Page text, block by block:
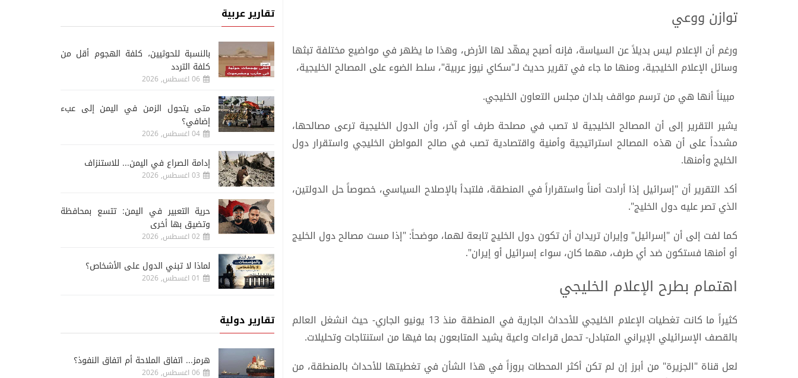
توازن ووعي
ورغم أن الإعلام ليس بديلاً عن السياسة، فإنه أصبح يمهّد لها الأرض، وهذا ما يظهر في مواضيع مختلفة تبثها
وسائل الإعلام الخليجية، ومنها ما جاء في تقرير حديث لـ"سكاي نيوز عربية"، سلط الضوء على المصالح الخليجية،
مبيناً أنها هي من ترسم مواقف بلدان مجلس التعاون الخليجي.
يشير التقرير إلى أن المصالح الخليجية لا تصب في مصلحة طرف أو آخر، وأن الدول الخليجية ترعى مصالحها،
مشدداً على أن هذه المصالح استراتيجية وأمنية واقتصادية تصب في صالح المواطن الخليجي واستقرار دول
الخليج وأمنها.
أكد التقرير أن "إسرائيل إذا أرادت أمناً واستقراراً في المنطقة، فلتبدأ بالإصلاح السياسي، خصوصاً حل الدولتين،
الذي تصر عليه دول الخليج".
كما لفت إلى أن "إسرائيل" وإيران تريدان أن تكون دول الخليج تابعة لهما، موضحاً: "إذا مست مصالح دول الخليج
أو أمنها فستكون ضد أي طرف، مهما كان، سواء إسرائيل أو إيران".
اهتمام بطرح الإعلام الخليجي
كثيراً ما كانت تغطيات الإعلام الخليجي للأحداث الجارية في المنطقة منذ 13 يونيو الجاري- حيث انشغل العالم
بالقصف الإسرائيلي الإيراني المتبادل- تحمل قراءات واعية يشيد المتابعون بما فيها من استنتاجات وتحليلات.
لعل قناة "الجزيرة" من أبرز إن لم تكن أكثر المحطات بروزاً في هذا الشأن في تغطيتها للأحداث بالمنطقة، من
تقارير عربية
‏بالنسبة للحوثيين، كلفة الهجوم أقل من
كلفة التردد
06 اغسطس, 2026
متى يتحول الزمن في اليمن إلى عبء
إضافي؟
04 اغسطس, 2026
إدامة الصراع في اليمن... للاستنزاف
03 اغسطس, 2026
حرية التعبير في اليمن: تتسع بمحافظة
وتضيق بها أخرى
02 اغسطس, 2026
لماذا لا تبني الدول على الأشخاص؟
01 اغسطس, 2026
تقارير دولية
هرمز... اتفاق الملاحة أم اتفاق النفوذ؟
06 اغسطس, 2026